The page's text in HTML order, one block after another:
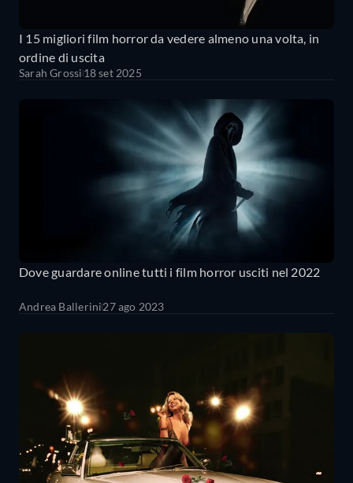
I 15 migliori film horror da vedere almeno una volta, in
ordine di uscita
Sarah Grossi18 set 2025
Dove guardare online tutti i film horror usciti nel 2022
Andrea Ballerini27 ago 2023